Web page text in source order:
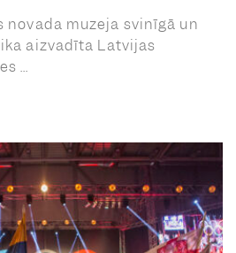
novada muzeja svinīgā un
aizvadīta Latvijas
...